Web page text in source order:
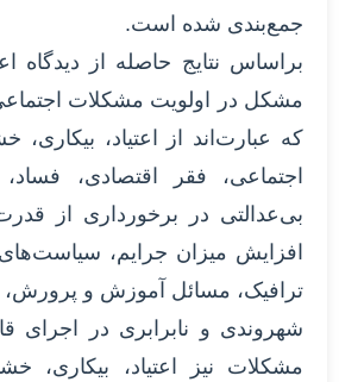
جمع‌بندی شده است.
براساس نتایج حاصله از دیدگاه
مشکل در اولویت مشکلات اجتماعی
که عبارت‌اند از اعتیاد، بیکاری،
اجتماعی، فقر اقتصادی،
بی‌عدالتی در برخورداری از
افزایش میزان جرایم،
ترافیک، مسائل آموزش و
شهروندی و نابرابری در اجرای
مشکلات نیز اعتیاد، بیکاری،